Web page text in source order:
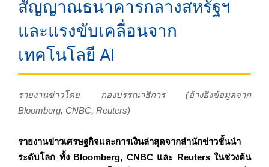
สัญญาณธนาคารกลางสหรัฐฯ
และแรงขับเคลื่อนจาก
เทคโนโลยี AI
รายงานข่าวโดย กองบรรณาธิการ (อ้างอิงข้อมูลจาก
Bloomberg, CNBC, Reuters)
รายงานข่าวเศรษฐกิจและการเงินล่าสุดจากสำนักข่าวชั้นนำ
ระดับโลก ทั้ง Bloomberg, CNBC และ Reuters ในช่วงต้น